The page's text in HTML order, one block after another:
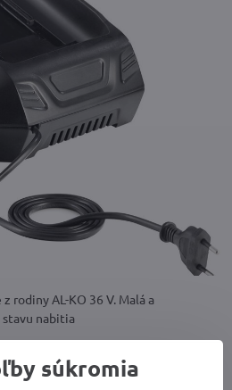
rodiny AL-KO 36 V. Malá a
stavu nabitia
súkromia